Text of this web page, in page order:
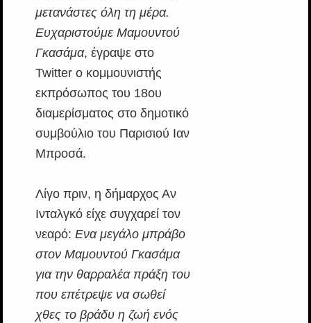
μετανάστες όλη τη μέρα.
Ευχαριστούμε Μαμουντού
Γκασάμα, έγραψε στο
Twitter ο κομμουνιστής
εκπρόσωπος του 18ου
διαμερίσματος στο δημοτικό
συμβούλιο του Παρισιού Ιαν
Μπροσά.
Λίγο πριν, η δήμαρχος Αν
Ινταλγκό είχε συγχαρεί τον
νεαρό: Ενα μεγάλο μπράβο
στον Μαμουντού Γκασάμα
για την θαρραλέα πράξη του
που επέτρεψε να σωθεί
χθες το βράδυ η ζωή ενός